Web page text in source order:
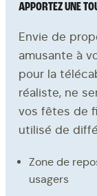
Notre
La FAQ
© 2026
Mentions
APPORTEZ UNE
Envie de
amusante à
pour la
réaliste, ne
vos fêtes de
utilisé de
Zone de
usagers